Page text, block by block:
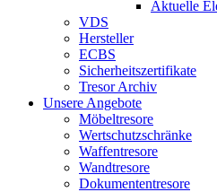
Aktuelle
VDS
Hersteller
ECBS
Sicherheitszertifikate
Tresor Archiv
Unsere Angebote
Möbeltresore
Wertschutzschränke
Waffentresore
Wandtresore
Dokumententresore